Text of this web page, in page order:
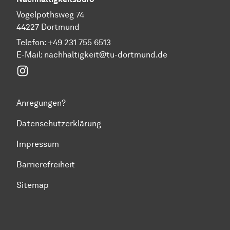
Vogelpothsweg 74
44227 Dortmund
Telefon: +49 231 755 6513
E-Mail: nachhaltigkeit@tu-dortmund.de
Anregungen?
Datenschutzerklärung
Impressum
Barrierefreiheit
Sitemap